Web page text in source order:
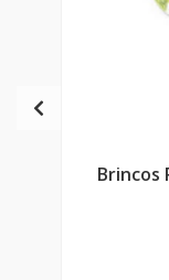
Brincos